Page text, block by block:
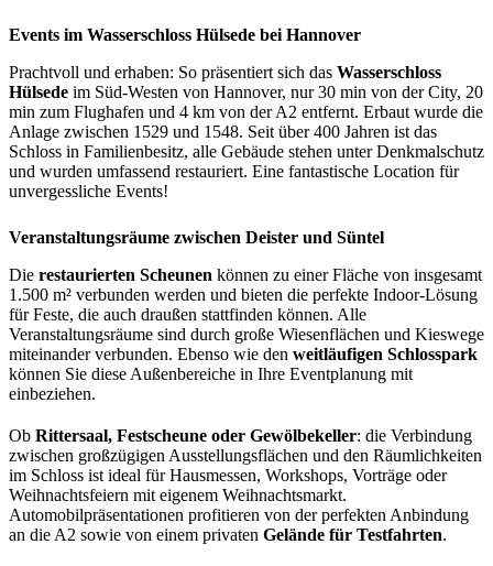
Events im Wasserschloss Hülsede bei Hannover
Prachtvoll und erhaben: So präsentiert sich das Wasserschloss
Hülsede im Süd-Westen von Hannover, nur 30 min von der City, 20
min zum Flughafen und 4 km von der A2 entfernt. Erbaut wurde die
Anlage zwischen 1529 und 1548. Seit über 400 Jahren ist das
Schloss in Familienbesitz, alle Gebäude stehen unter Denkmalschutz
und wurden umfassend restauriert. Eine fantastische Location für
unvergessliche Events!
Veranstaltungsräume zwischen Deister und Süntel
Die restaurierten Scheunen können zu einer Fläche von insgesamt
1.500 m² verbunden werden und bieten die perfekte Indoor-Lösung
für Feste, die auch draußen stattfinden können. Alle
Veranstaltungsräume sind durch große Wiesenflächen und Kieswege
miteinander verbunden. Ebenso wie den weitläufigen Schlosspark
können Sie diese Außenbereiche in Ihre Eventplanung mit
einbeziehen.
Ob Rittersaal, Festscheune oder Gewölbekeller: die Verbindung
zwischen großzügigen Ausstellungsflächen und den Räumlichkeiten
im Schloss ist ideal für Hausmessen, Workshops, Vorträge oder
Weihnachtsfeiern mit eigenem Weihnachtsmarkt.
Automobilpräsentationen profitieren von der perfekten Anbindung
an die A2 sowie von einem privaten Gelände für Testfahrten.